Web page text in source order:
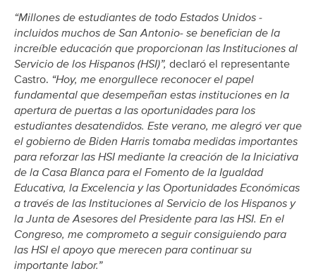
“Millones de estudiantes de todo Estados Unidos -
incluidos muchos de San Antonio- se benefician de la
increíble educación que proporcionan las Instituciones al
Servicio de los Hispanos (HSI)”, declaró el representante
Castro. “Hoy, me enorgullece reconocer el papel
fundamental que desempeñan estas instituciones en la
apertura de puertas a las oportunidades para los
estudiantes desatendidos. Este verano, me alegró ver que
el gobierno de Biden Harris tomaba medidas importantes
para reforzar las HSI mediante la creación de la Iniciativa
de la Casa Blanca para el Fomento de la Igualdad
Educativa, la Excelencia y las Oportunidades Económicas
a través de las Instituciones al Servicio de los Hispanos y
la Junta de Asesores del Presidente para las HSI. En el
Congreso, me comprometo a seguir consiguiendo para
las HSI el apoyo que merecen para continuar su
importante labor.”